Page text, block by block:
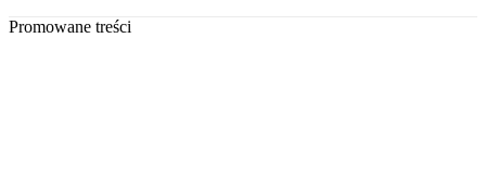
Promowane treści